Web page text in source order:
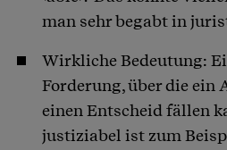
man sehr begabt in
Wirkliche Bedeutung:
Forderung, über die ein
einen Entscheid fällen
justiziabel ist zum